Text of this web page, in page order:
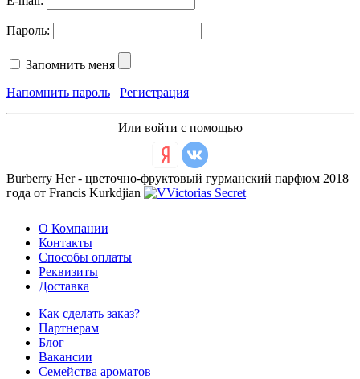
Пароль:
Запомнить меня
Напомнить пароль
Регистрация
Или войти с помощью
Burberry Her - цветочно-фруктовый гурманский парфюм 2018
года от Francis Kurkdjian
О Компании
Контакты
Способы оплаты
Реквизиты
Доставка
Как сделать заказ?
Партнерам
Блог
Вакансии
Семейства ароматов